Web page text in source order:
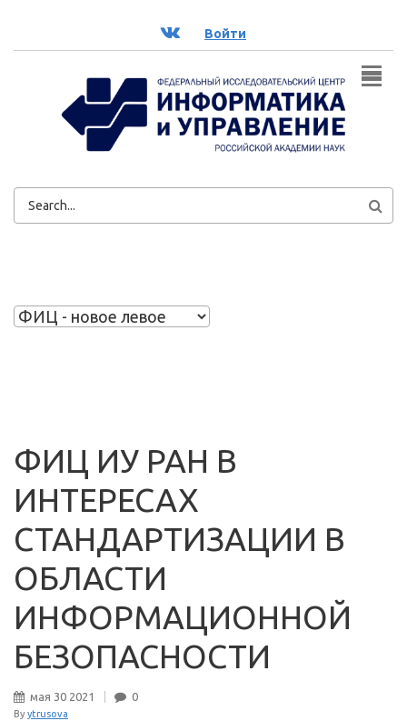
ВК Войти
ФОРМА
ФИЦ ИУ РАН В
ИНТЕРЕСАХ
СТАНДАРТИЗАЦИИ В
ОБЛАСТИ
ИНФОРМАЦИОННОЙ
БЕЗОПАСНОСТИ
мая 30 2021 0
By ytrusova